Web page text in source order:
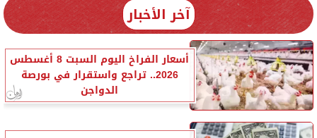
آخر الأخبار
أسعار الفراخ اليوم السبت 8 أغسطس
2026.. تراجع واستقرار في بورصة
الدواجن